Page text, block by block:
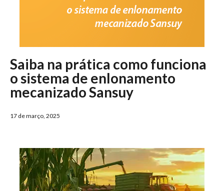
Saiba na prática como funciona
o sistema de enlonamento
mecanizado Sansuy
17 de março, 2025